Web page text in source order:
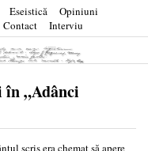
Eseistică
Opiniuni
Contact Interviu
„Adânci
scris era chemat să apere